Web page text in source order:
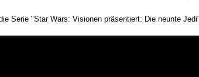
Serie "Star Wars: Visionen präsentiert: Die neunte